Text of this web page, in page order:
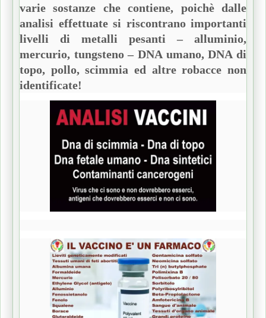
varie sostanze che contiene, poichè dalle
analisi effettuate si riscontrano importanti
livelli di metalli pesanti – alluminio,
mercurio, tungsteno – DNA umano, DNA di
topo, pollo, scimmia ed altre robacce non
identificate!